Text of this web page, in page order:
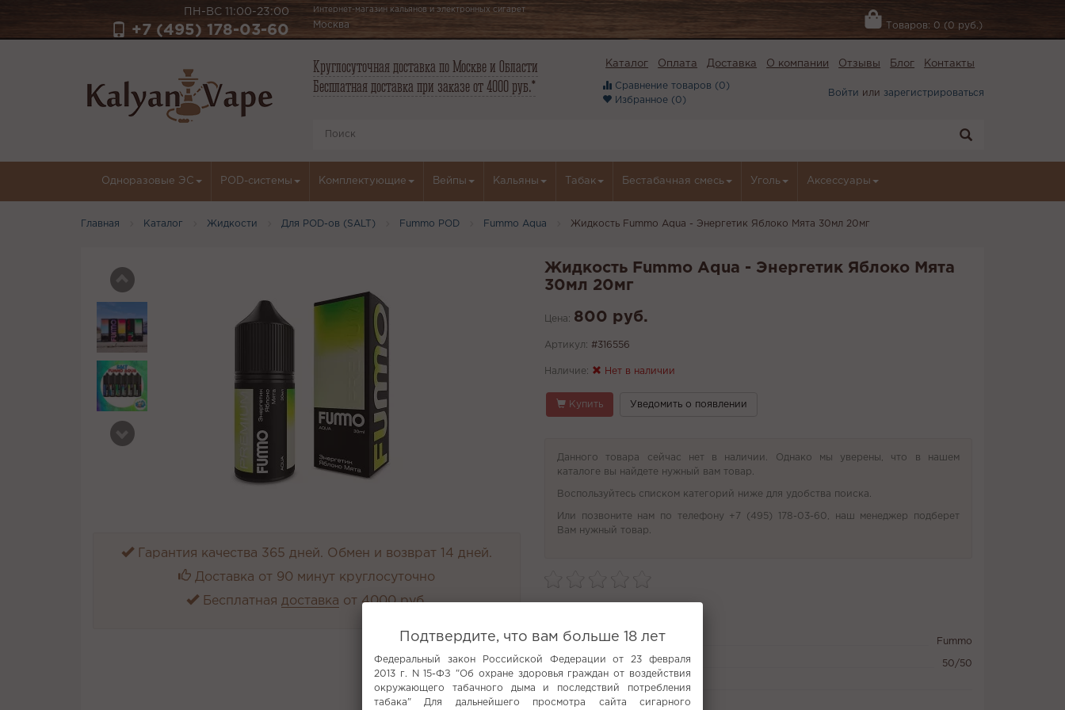
ПН-ВС 11:00-23:00
+7 (495) 178-03-60
Интернет-магазин кальянов и электронных сигарет
Москва Товаров: 0 (0 руб.)
Круглосуточная доставка по Москве и Области
Бесплатная доставка при заказе от 4000 руб.*
Каталог Оплата Доставка О компании Отзывы Блог Контакты
Сравнение товаров (0)
Избранное (0)
Войти или зарегистрироваться
Одноразовые ЭС POD-системы Комплектующие Вейпы Кальяны Табак Бестабачная смесь Уголь Аксессуары
Главная Каталог Жидкости Для POD-ов (SALT) Fummo POD Fummo Aqua Жидкость Fummo Aqua - Энергетик Яблоко Мята 30мл 20мг
Гарантия качества 365 дней. Обмен и возврат 14 дней.
Доставка от 90 минут круглосуточно
Бесплатная доставка от 4000 руб.
Жидкость Fummo Aqua - Энергетик Яблоко Мята
30мл 20мг
Цена: 800 руб.
Артикул: #316556
Наличие: Нет в наличии
Купить Уведомить о появлении
Данного товара сейчас нет в наличии. Однако мы уверены, что в нашем
каталоге вы найдете нужный вам товар.
Воспользуйтесь списком категорий ниже для удобства поиска.
Или позвоните нам по телефону +7 (495) 178-03-60, наш менеджер подберет
Вам нужный товар.
Производитель Fummo
PG/VG 50/50
Анализ неснижайка ошиша
Все характеристики
Подтвердите, что вам больше 18 лет
Федеральный закон Российской Федерации от 23 февраля
2013 г. N 15-ФЗ "Об охране здоровья граждан от воздействия
окружающего табачного дыма и последствий потребления
табака" Для дальнейшего просмотра сайта сигарного